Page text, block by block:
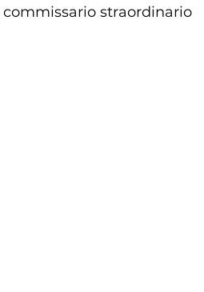
straordinario